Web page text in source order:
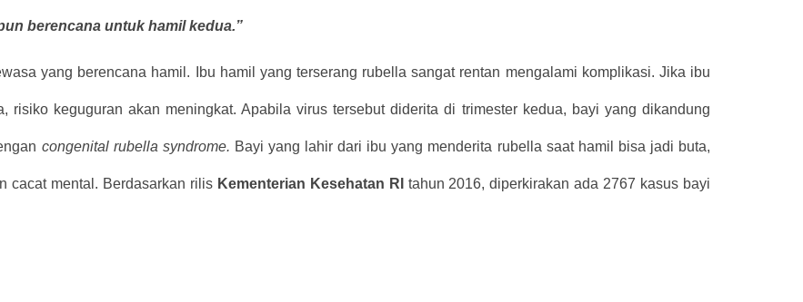
berencana untuk hamil kedua.”
yang berencana hamil. Ibu hamil yang terserang rubella sangat rentan mengalami komplikasi. Jika ibu
risiko keguguran akan meningkat. Apabila virus tersebut diderita di trimester kedua, bayi yang dikandung
congenital rubella syndrome. Bayi yang lahir dari ibu yang menderita rubella saat hamil bisa jadi buta,
cacat mental. Berdasarkan rilis Kementerian Kesehatan RI tahun 2016, diperkirakan ada 2767 kasus bayi